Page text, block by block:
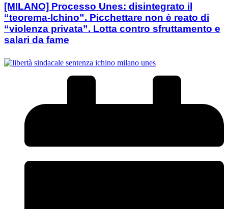
[MILANO] Processo Unes: disintegrato il
“teorema-Ichino”. Picchettare non è reato di
“violenza privata”. Lotta contro sfruttamento e
salari da fame